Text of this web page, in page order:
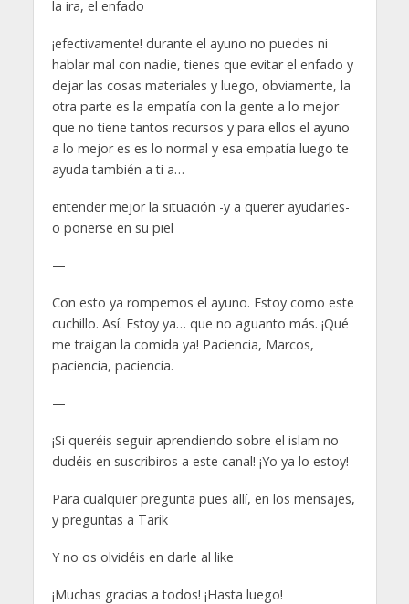
la ira, el enfado
¡efectivamente! durante el ayuno no puedes ni
hablar mal con nadie, tienes que evitar el enfado y
dejar las cosas materiales y luego, obviamente, la
otra parte es la empatía con la gente a lo mejor
que no tiene tantos recursos y para ellos el ayuno
a lo mejor es es lo normal y esa empatía luego te
ayuda también a ti a…
entender mejor la situación -y a querer ayudarles-
o ponerse en su piel
—
Con esto ya rompemos el ayuno. Estoy como este
cuchillo. Así. Estoy ya… que no aguanto más. ¡Qué
me traigan la comida ya! Paciencia, Marcos,
paciencia, paciencia.
—
¡Si queréis seguir aprendiendo sobre el islam no
dudéis en suscribiros a este canal! ¡Yo ya lo estoy!
Para cualquier pregunta pues allí, en los mensajes,
y preguntas a Tarik
Y no os olvidéis en darle al like
¡Muchas gracias a todos! ¡Hasta luego!